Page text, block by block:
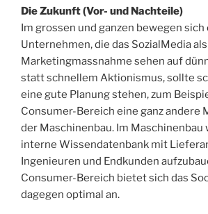
Die Zukunft (Vor- und Nachteile)
Im grossen und ganzen bewegen sich
Unternehmen, die das SozialMedia
Marketingmassnahme sehen auf
statt schnellem Aktionismus, sollte
eine gute Planung stehen, zum
Consumer-Bereich eine ganz andere
der Maschinenbau. Im Maschinenbau
interne Wissendatenbank mit
Ingenieuren und Endkunden
Consumer-Bereich bietet sich das
dagegen optimal an.